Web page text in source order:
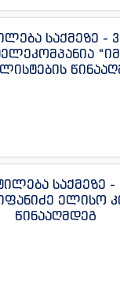
საქმეზე -
საქმეზე
ელისო
წინააღმდეგ